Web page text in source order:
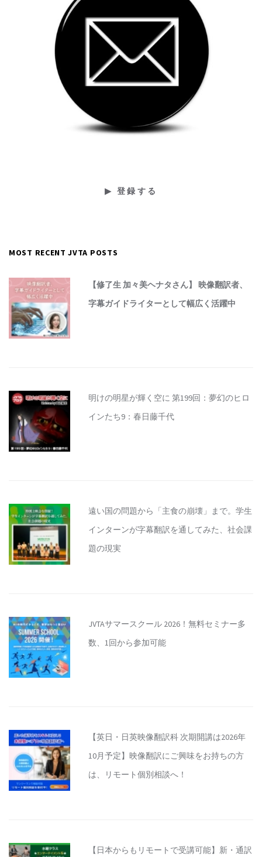
MOST RECENT JVTA POSTS
【修了生 加々美ヘナタさん】 映像翻訳者、
字幕ガイドライターとして幅広く活躍中
明けの明星が輝く空に 第199回：夢幻のヒロ
インたち9：春日藤千代
遠い国の問題から「主食の崩壊」まで。学生
インターンが字幕翻訳を通してみた、社会課
題の現実
JVTAサマースクール 2026！無料セミナー多
数、1回から参加可能
【英日・日英映像翻訳科 次期開講は2026年
10月予定】映像翻訳にご興味をお持ちの方
は、リモート個別相談へ！
【日本からもリモートで受講可能】新・通訳